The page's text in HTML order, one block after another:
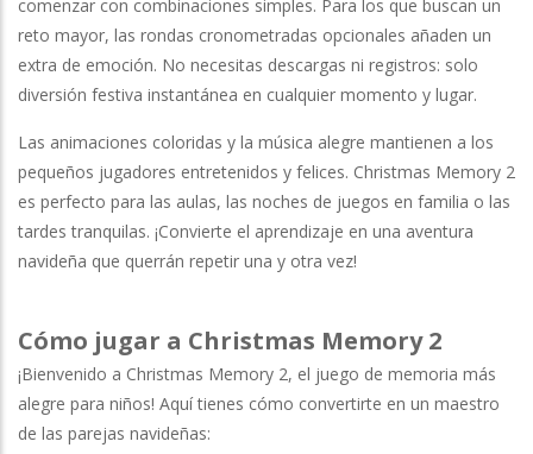
comenzar con combinaciones simples. Para los que buscan un
reto mayor, las rondas cronometradas opcionales añaden un
extra de emoción. No necesitas descargas ni registros: solo
diversión festiva instantánea en cualquier momento y lugar.
Las animaciones coloridas y la música alegre mantienen a los
pequeños jugadores entretenidos y felices. Christmas Memory 2
es perfecto para las aulas, las noches de juegos en familia o las
tardes tranquilas. ¡Convierte el aprendizaje en una aventura
navideña que querrán repetir una y otra vez!
Cómo jugar a Christmas Memory 2
¡Bienvenido a Christmas Memory 2, el juego de memoria más
alegre para niños! Aquí tienes cómo convertirte en un maestro
de las parejas navideñas: